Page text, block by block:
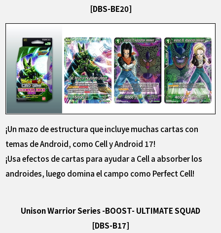
[DBS-BE20]
¡Un mazo de estructura que incluye muchas cartas con
temas de Android, como Cell y Android 17!
¡Usa efectos de cartas para ayudar a Cell a absorber los
androides, luego domina el campo como Perfect Cell!
Unison Warrior Series -BOOST- ULTIMATE SQUAD
[DBS-B17]